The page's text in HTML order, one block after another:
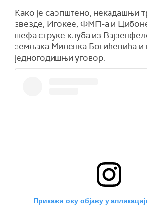
Како је саопштено, некадашњи
звезде, Игокее, ФМП-а и Цибоне
шефа струке клуба из
земљака Миленка Богићевића и
једногодишњи уговор.
Прикажи ову објаву у